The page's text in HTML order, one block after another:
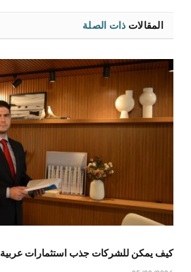
المقالات ذات الصلة
كيف يمكن للشركات جذب استثمارات عربية